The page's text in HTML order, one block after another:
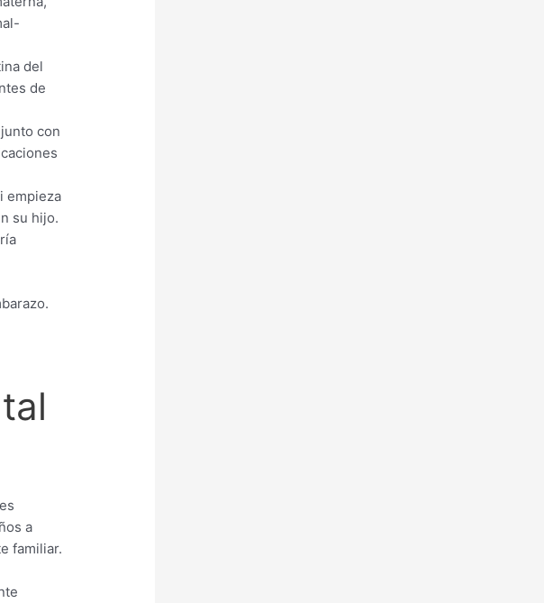
del
de
con
empieza
su hijo.
a
familiar.